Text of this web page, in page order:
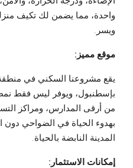
واحدة، مما يضمن لك تكيف
ويسر.
موقع مميز:
يقع مشروعنا السكني في
بإسطنبول، ويوفر ليس فقط
من أرقى المدارس، ومراكز
بهدوء الحياة في الضواحي
المدينة النابضة بالحياة.
إمكانات الاستثمار: